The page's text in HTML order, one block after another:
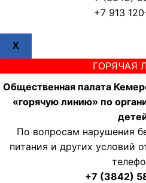
+7 913
X
ГОРЯЧАЯ
Общественная палата
«горячую линию» по
По вопросам нарушения
питания и других условий
+7 (3842)